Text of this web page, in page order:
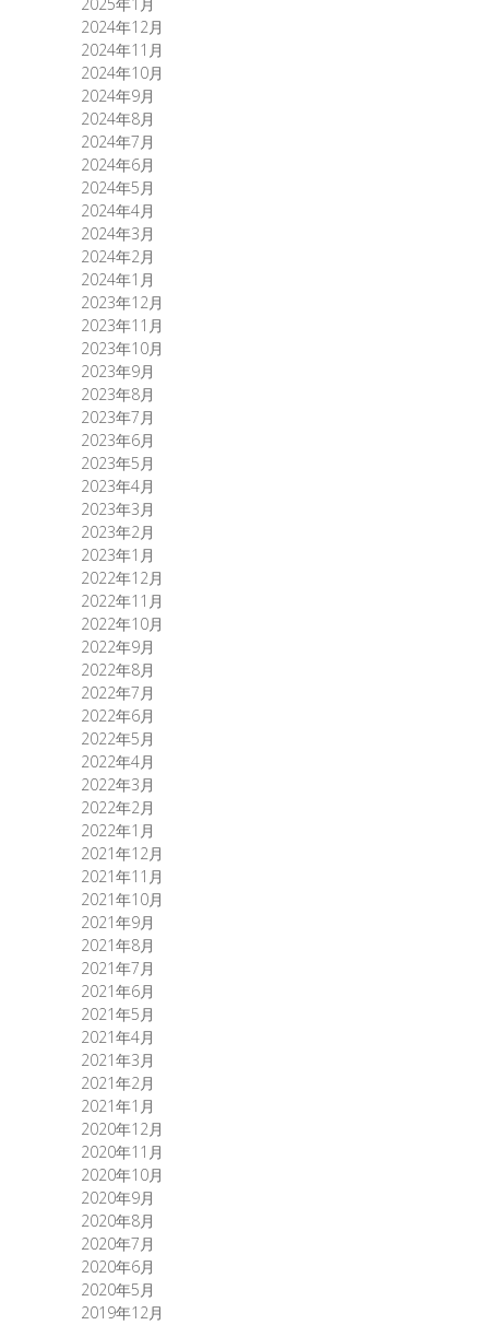
2024年12月
2024年11月
2024年10月
2024年9月
2024年8月
2024年7月
2024年6月
2024年5月
2024年4月
2024年3月
2024年2月
2024年1月
2023年12月
2023年11月
2023年10月
2023年9月
2023年8月
2023年7月
2023年6月
2023年5月
2023年4月
2023年3月
2023年2月
2023年1月
2022年12月
2022年11月
2022年10月
2022年9月
2022年8月
2022年7月
2022年6月
2022年5月
2022年4月
2022年3月
2022年2月
2022年1月
2021年12月
2021年11月
2021年10月
2021年9月
2021年8月
2021年7月
2021年6月
2021年5月
2021年4月
2021年3月
2021年2月
2021年1月
2020年12月
2020年11月
2020年10月
2020年9月
2020年8月
2020年7月
2020年6月
2020年5月
2019年12月